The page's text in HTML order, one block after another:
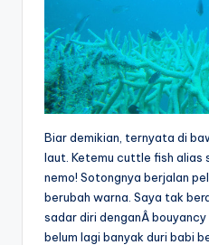
Biar demikian, ternyata di
laut. Ketemu cuttle fish alias
nemo! Sotongnya berjalan
berubah warna. Saya tak
sadar diri denganÂ bouyancy
belum lagi banyak duri babi